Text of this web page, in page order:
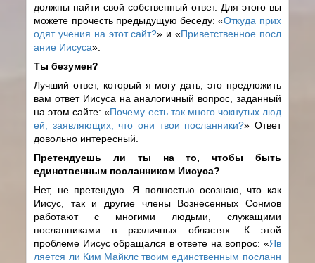
должны найти свой собственный ответ. Для этого вы
можете прочесть предыдущую беседу: «Откуда прих
одят учения на этот сайт?» и «Приветственное посл
ание Иисуса».
Ты безумен?
Лучший ответ, который я могу дать, это предложить
вам ответ Иисуса на аналогичный вопрос, заданный
на этом сайте: «Почему есть так много чокнутых люд
ей, заявляющих, что они твои посланники?» Ответ
довольно интересный.
Претендуешь ли ты на то, чтобы быть
единственным посланником Иисуса?
Нет, не претендую. Я полностью осознаю, что как
Иисус, так и другие члены Вознесенных Сонмов
работают с многими людьми, служащими
посланниками в различных областях. К этой
проблеме Иисус обращался в ответе на вопрос: «Яв
ляется ли Ким Майклс твоим единственным посланн